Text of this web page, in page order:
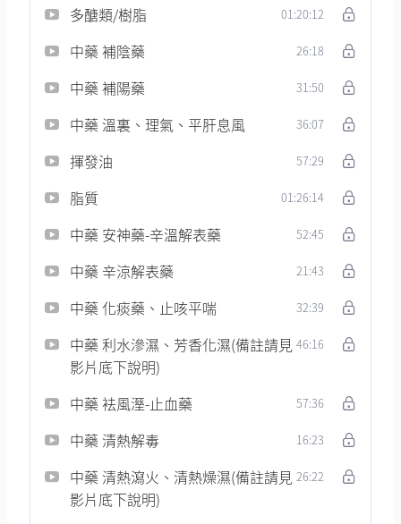
多醣類/樹脂 01:20:12
中藥 補陰藥 26:18
中藥 補陽藥 31:50
中藥 溫裏、理氣、平肝息風 36:07
揮發油 57:29
脂質 01:26:14
中藥 安神藥-辛溫解表藥 52:45
中藥 辛涼解表藥 21:43
中藥 化痰藥、止咳平喘 32:39
中藥 利水滲濕、芳香化濕(備註請見
影片底下說明)
46:16
中藥 袪風溼-止血藥 57:36
中藥 清熱解毒 16:23
中藥 清熱瀉火、清熱燥濕(備註請見
影片底下說明)
26:22